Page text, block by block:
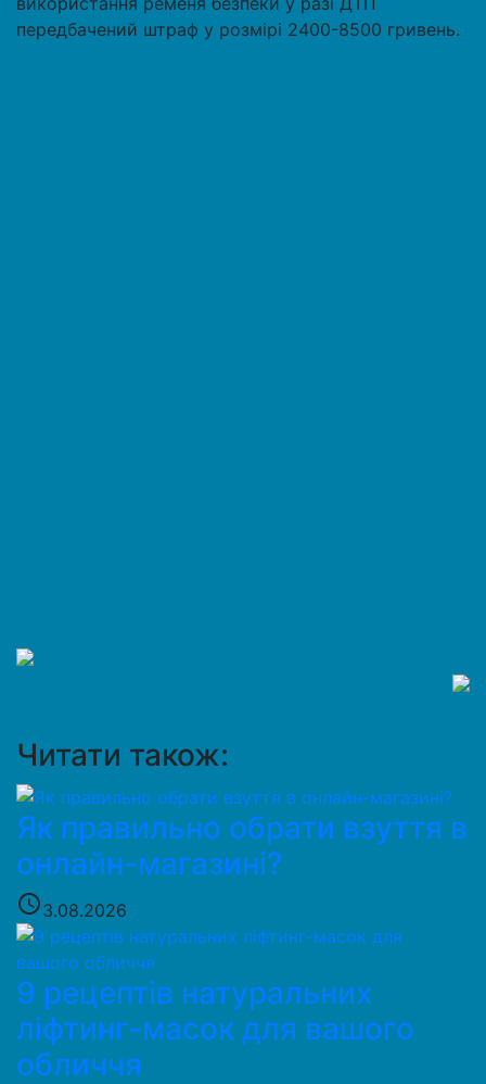
передбачений штраф у розмірі 2400-8500 гривень.
Читати також:
Як правильно обрати взуття в
онлайн-магазині?
access_time3.08.2026
9 рецептів натуральних
ліфтинг-масок для вашого
обличчя